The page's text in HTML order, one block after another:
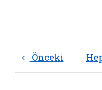
Önceki